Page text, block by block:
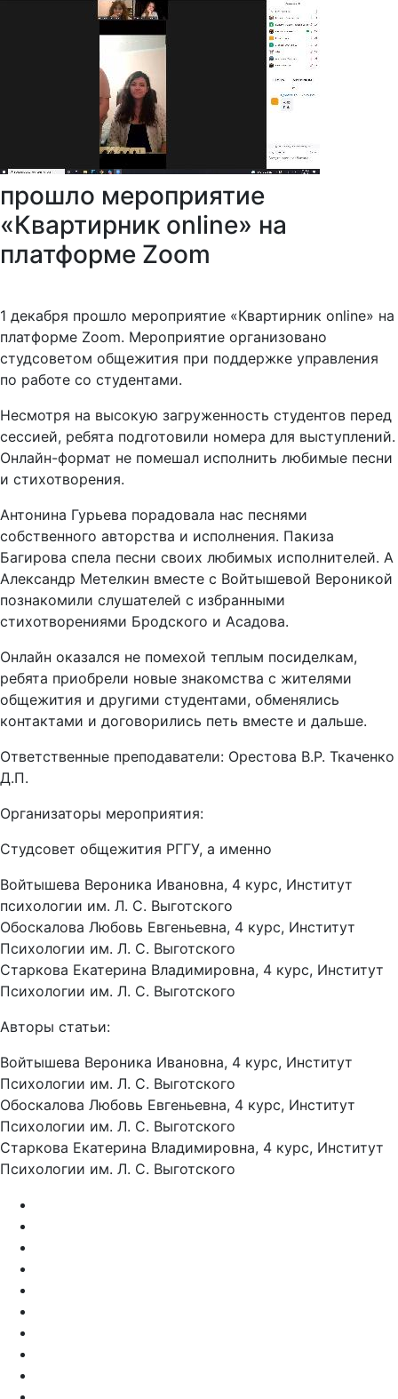
прошло мероприятие
«Квартирник online» на
платформе Zoom
1 декабря прошло мероприятие «Квартирник online» на
платформе Zoom. Мероприятие организовано
студсоветом общежития при поддержке управления
по работе со студентами.
Несмотря на высокую загруженность студентов перед
сессией, ребята подготовили номера для выступлений.
Онлайн-формат не помешал исполнить любимые песни
и стихотворения.
Антонина Гурьева порадовала нас песнями
собственного авторства и исполнения. Пакиза
Багирова спела песни своих любимых исполнителей. А
Александр Метелкин вместе с Войтышевой Вероникой
познакомили слушателей с избранными
стихотворениями Бродского и Асадова.
Онлайн оказался не помехой теплым посиделкам,
ребята приобрели новые знакомства с жителями
общежития и другими студентами, обменялись
контактами и договорились петь вместе и дальше.
Ответственные преподаватели: Орестова В.Р. Ткаченко
Д.П.
Организаторы мероприятия:
Студсовет общежития РГГУ, а именно
Войтышева Вероника Ивановна, 4 курс, Институт
психологии им. Л. С. Выготского
Обоскалова Любовь Евгеньевна, 4 курс, Институт
Психологии им. Л. С. Выготского
Старкова Екатерина Владимировна, 4 курс, Институт
Психологии им. Л. С. Выготского
Авторы статьи:
Войтышева Вероника Ивановна, 4 курс, Институт
Психологии им. Л. С. Выготского
Обоскалова Любовь Евгеньевна, 4 курс, Институт
Психологии им. Л. С. Выготского
Старкова Екатерина Владимировна, 4 курс, Институт
Психологии им. Л. С. Выготского